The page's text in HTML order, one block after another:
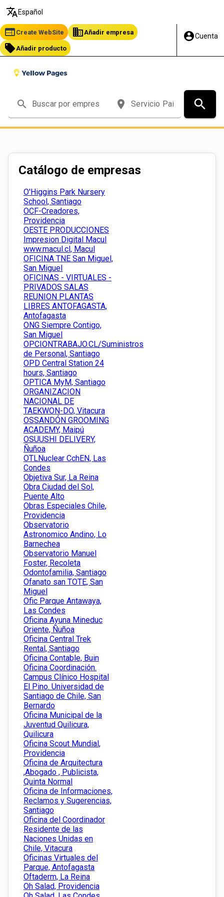
translate Español
web Create WebSite business Añadir empresa
local_offer Añadir producto
account_circleCuenta
search place search
Catálogo de empresas
O'Higgins Park Nursery
School, Santiago
OCF-Creadores,
Providencia
OESTE PRODUCCIONES
Impresion Digital Macul
www.macul.cl, Macul
OFICINA TNE San Miguel,
San Miguel
OFICINAS - VIRTUALES -
PRIVADOS SALAS
REUNION PLANTAS
LIBRES ANTOFAGASTA,
Antofagasta
ONG Siempre Contigo,
San Miguel
OPCIONTRABAJO.CL/Suministros
de Personal, Santiago
OPD Central Station 24
hours, Santiago
OPTICA MyM, Santiago
ORGANIZACION
NACIONAL DE
TAEKWON-DO, Vitacura
OSSANDÓN GROOMING
ACADEMY, Maipú
OSUUSHI DELIVERY,
Ñuñoa
OTLNuclear CchEN, Las
Condes
Objetiva Sur, La Reina
Obra Ciudad del Sol,
Puente Alto
Obras Especiales Chile,
Providencia
Observatorio
Astronomico Andino, Lo
Barnechea
Observatorio Manuel
Foster, Recoleta
Odontofamilia, Santiago
Ofanato san TOTE, San
Miguel
Ofic Parque Antawaya,
Las Condes
Oficina Ayuna Mineduc
Oriente, Ñuñoa
Oficina Central Trek
Rental, Santiago
Oficina Contable, Buin
Oficina Coordinación.
Campus Clínico Hospital
El Pino. Universidad de
Santiago de Chile, San
Bernardo
Oficina Municipal de la
Juventud Quilicura,
Quilicura
Oficina Scout Mundial,
Providencia
Oficina de Arquitectura
,Abogado , Publicista,
Quinta Normal
Oficina de Informaciones,
Reclamos y Sugerencias,
Santiago
Oficina del Coordinador
Residente de las
Naciones Unidas en
Chile, Vitacura
Oficinas Virtuales del
Parque, Antofagasta
Oftaderm, La Reina
Oh Salad, Providencia